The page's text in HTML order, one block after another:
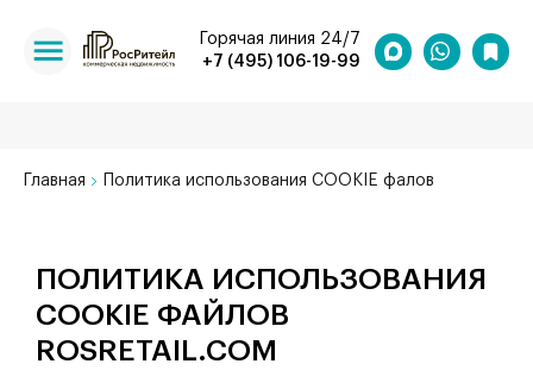
+7 (495) 106-19-99
Горячая линия 24/7
Главная Политика использования COOKIE фалов
ПОЛИТИКА ИСПОЛЬЗОВАНИЯ
COOKIE ФАЙЛОВ
ROSRETAIL.COM